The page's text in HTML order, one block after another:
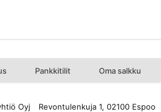
Pankkitilit Oma salkku
Oyj
Revontulenkuja 1, 02100 Espoo